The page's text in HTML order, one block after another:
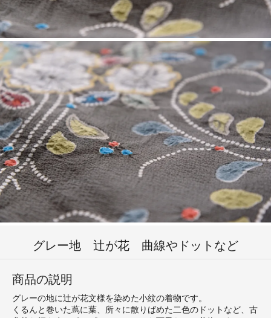
グレー地 辻が花 曲線やドットなど
商品の説明
グレーの地に辻が花文様を染めた小紋の着物です。
くるんと巻いた蔦に葉、所々に散りばめた二色のドットなど、古